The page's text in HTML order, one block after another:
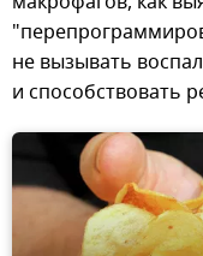
не вызывать
и способствовать